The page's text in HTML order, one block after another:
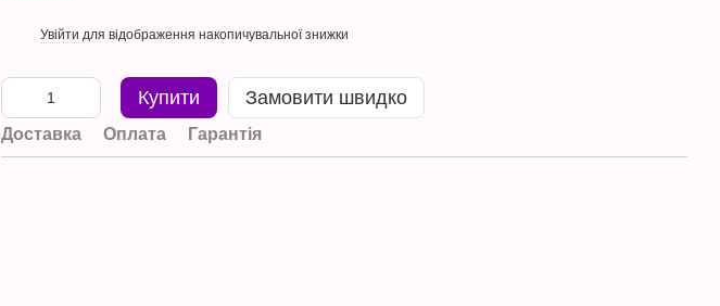
Увійти для відображення накопичувальної знижки
Купити Замовити швидко
Доставка Оплата Гарантія